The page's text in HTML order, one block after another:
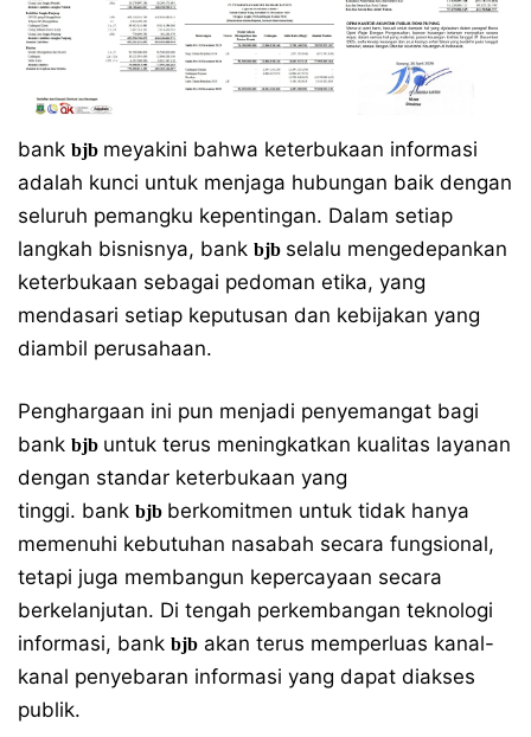
bank bjb meyakini bahwa keterbukaan informasi
adalah kunci untuk menjaga hubungan baik dengan
seluruh pemangku kepentingan. Dalam setiap
langkah bisnisnya, bank bjb selalu mengedepankan
keterbukaan sebagai pedoman etika, yang
mendasari setiap keputusan dan kebijakan yang
diambil perusahaan.
Penghargaan ini pun menjadi penyemangat bagi
bank bjb untuk terus meningkatkan kualitas layanan
dengan standar keterbukaan yang
tinggi. bank bjb berkomitmen untuk tidak hanya
memenuhi kebutuhan nasabah secara fungsional,
tetapi juga membangun kepercayaan secara
berkelanjutan. Di tengah perkembangan teknologi
informasi, bank bjb akan terus memperluas kanal-
kanal penyebaran informasi yang dapat diakses
publik.